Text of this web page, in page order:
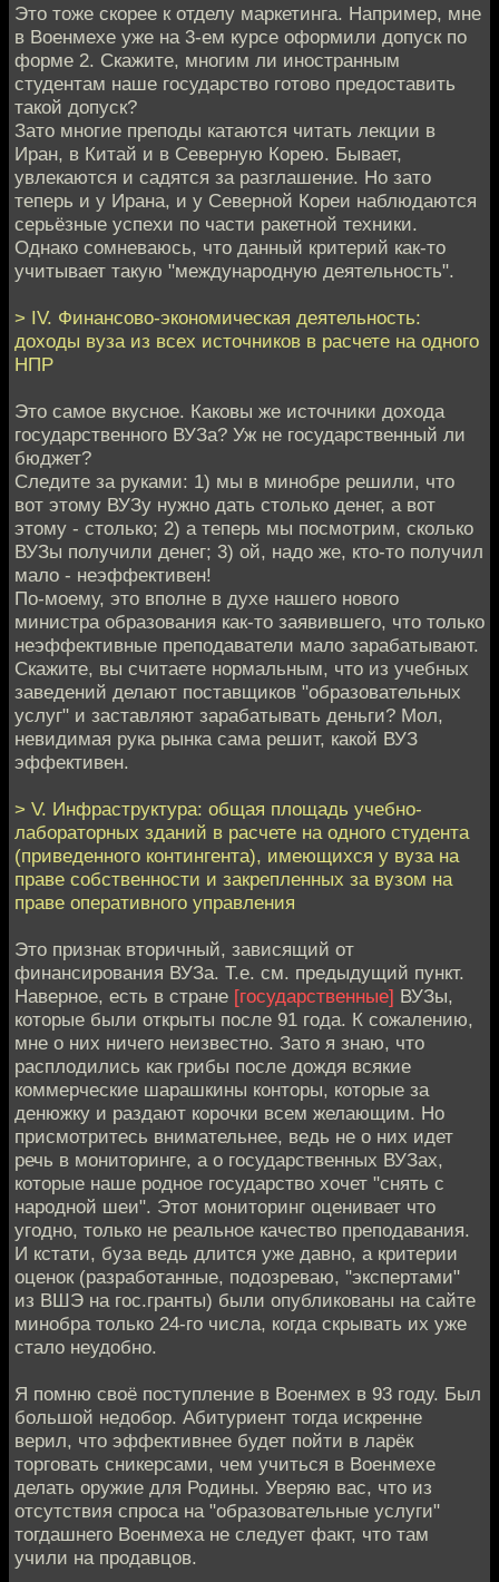
Это тоже скорее к отделу маркетинга. Например, мне
в Военмехе уже на 3-ем курсе оформили допуск по
форме 2. Скажите, многим ли иностранным
студентам наше государство готово предоставить
такой допуск?
Зато многие преподы катаются читать лекции в
Иран, в Китай и в Северную Корею. Бывает,
увлекаются и садятся за разглашение. Но зато
теперь и у Ирана, и у Северной Кореи наблюдаются
серьёзные успехи по части ракетной техники.
Однако сомневаюсь, что данный критерий как-то
учитывает такую "международную деятельность".
> IV. Финансово-экономическая деятельность:
доходы вуза из всех источников в расчете на одного
НПР
Это самое вкусное. Каковы же источники дохода
государственного ВУЗа? Уж не государственный ли
бюджет?
Следите за руками: 1) мы в минобре решили, что
вот этому ВУЗу нужно дать столько денег, а вот
этому - столько; 2) а теперь мы посмотрим, сколько
ВУЗы получили денег; 3) ой, надо же, кто-то получил
мало - неэффективен!
По-моему, это вполне в духе нашего нового
министра образования как-то заявившего, что только
неэффективные преподаватели мало зарабатывают.
Скажите, вы считаете нормальным, что из учебных
заведений делают поставщиков "образовательных
услуг" и заставляют зарабатывать деньги? Мол,
невидимая рука рынка сама решит, какой ВУЗ
эффективен.
> V. Инфраструктура: общая площадь учебно-
лабораторных зданий в расчете на одного студента
(приведенного контингента), имеющихся у вуза на
праве собственности и закрепленных за вузом на
праве оперативного управления
Это признак вторичный, зависящий от
финансирования ВУЗа. Т.е. см. предыдущий пункт.
Наверное, есть в стране [государственные] ВУЗы,
которые были открыты после 91 года. К сожалению,
мне о них ничего неизвестно. Зато я знаю, что
расплодились как грибы после дождя всякие
коммерческие шарашкины конторы, которые за
денюжку и раздают корочки всем желающим. Но
присмотритесь внимательнее, ведь не о них идет
речь в мониторинге, а о государственных ВУЗах,
которые наше родное государство хочет "снять с
народной шеи". Этот мониторинг оценивает что
угодно, только не реальное качество преподавания.
И кстати, буза ведь длится уже давно, а критерии
оценок (разработанные, подозреваю, "экспертами"
из ВШЭ на гос.гранты) были опубликованы на сайте
минобра только 24-го числа, когда скрывать их уже
стало неудобно.
Я помню своё поступление в Военмех в 93 году. Был
большой недобор. Абитуриент тогда искренне
верил, что эффективнее будет пойти в ларёк
торговать сникерсами, чем учиться в Военмехе
делать оружие для Родины. Уверяю вас, что из
отсутствия спроса на "образовательные услуги"
тогдашнего Военмеха не следует факт, что там
учили на продавцов.